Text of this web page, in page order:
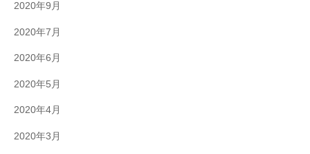
2020年9月
2020年7月
2020年6月
2020年5月
2020年4月
2020年3月